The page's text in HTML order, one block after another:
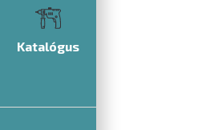
Katalógus